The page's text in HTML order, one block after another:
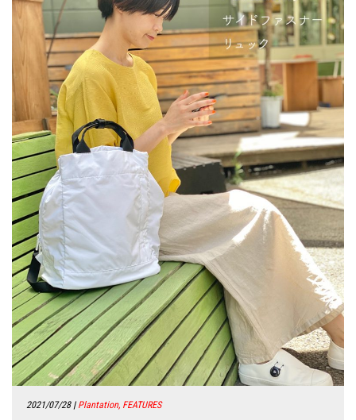
2021/07/28| Plantation, FEATURES